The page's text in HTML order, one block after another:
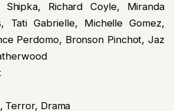
Shipka, Richard Coyle, Miranda
Tati Gabrielle, Michelle Gomez,
Perdomo, Bronson Pinchot, Jaz
Terror, Drama